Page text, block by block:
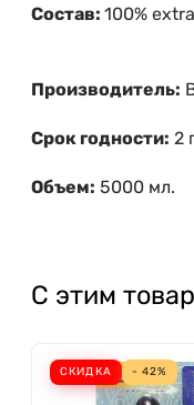
Состав: 100%
Производитель:
Срок годности: 2
Объем: 5000 мл.
С этим
СКИДКА - 42%